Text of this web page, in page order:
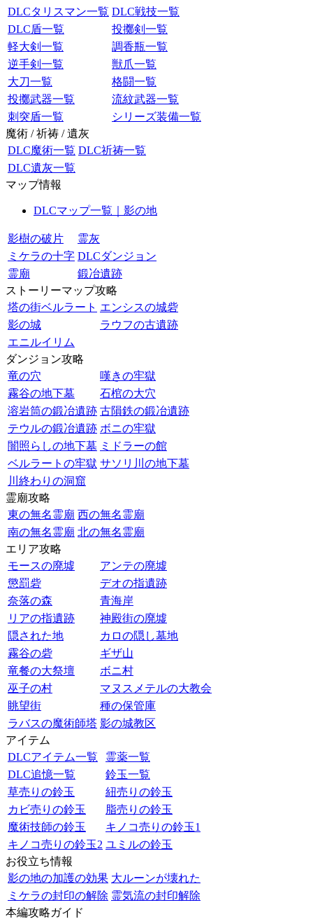
DLCタリスマン一覧 DLC戦技一覧
DLC盾一覧
投擲剣一覧
軽大剣一覧
調香瓶一覧
逆手剣一覧
獣爪一覧
大刀一覧
格闘一覧
投擲武器一覧
流紋武器一覧
刺突盾一覧
シリーズ装備一覧
魔術 / 祈祷 / 遺灰
DLC魔術一覧 DLC祈祷一覧
DLC遺灰一覧
マップ情報
DLCマップ一覧｜影の地
影樹の破片
霊灰
ミケラの十字 DLCダンジョン
霊廟
鍛冶遺跡
ストーリーマップ攻略
塔の街ベルラート エンシスの城砦
影の城
ラウフの古遺跡
エニルイリム
ダンジョン攻略
竜の穴
嘆きの牢獄
霧谷の地下墓
石棺の大穴
溶岩筒の鍛冶遺跡 古隕鉄の鍛冶遺跡
テウルの鍛冶遺跡 ボニの牢獄
闇照らしの地下墓 ミドラーの館
ベルラートの牢獄 サソリ川の地下墓
川終わりの洞窟
霊廟攻略
東の無名霊廟 西の無名霊廟
南の無名霊廟 北の無名霊廟
エリア攻略
モースの廃墟
アンテの廃墟
懲罰砦
デオの指遺跡
奈落の森
青海岸
リアの指遺跡
神殿街の廃墟
隠された地
カロの隠し墓地
霧谷の砦
ギザ山
竜餐の大祭壇
ボニ村
巫子の村
マヌスメテルの大教会
眺望街
種の保管庫
ラバスの魔術師塔 影の城教区
アイテム
DLCアイテム一覧
霊薬一覧
DLC追憶一覧
鈴玉一覧
草売りの鈴玉
紐売りの鈴玉
カビ売りの鈴玉
脂売りの鈴玉
魔術技師の鈴玉
キノコ売りの鈴玉1
キノコ売りの鈴玉2 ユミルの鈴玉
お役立ち情報
影の地の加護の効果 大ルーンが壊れた
ミケラの封印の解除 霊気流の封印解除
本編攻略ガイド